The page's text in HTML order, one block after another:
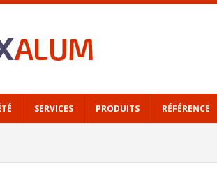
SERVICES PRODUITS RÉFÉRENCE